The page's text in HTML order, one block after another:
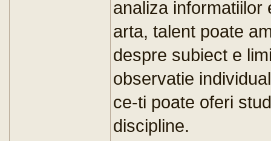
analiza informatiilor
arta, talent poate
despre subiect e
observatie
ce-ti poate oferi
discipline.